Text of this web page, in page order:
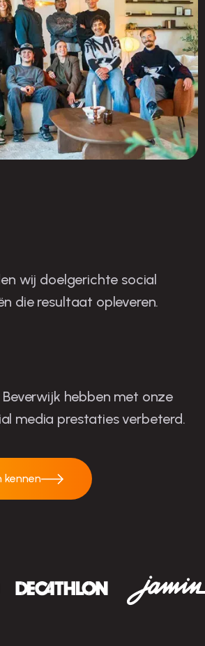
voor
wij doelgerichte social
die resultaat opleveren.
hebben met onze
media prestaties verbeterd.
kennen